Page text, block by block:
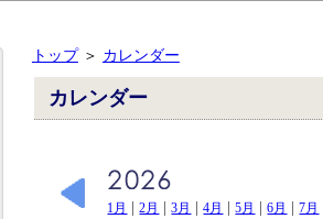
トップ＞ カレンダー
カレンダー
1月 |2月 |3月 |4月 |5月 |6月 |7月